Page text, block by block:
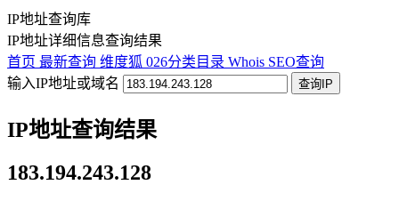
IP地址查询库
IP地址详细信息查询结果
首页 最新查询 维度狐 026分类目录 Whois SEO查询
输入IP地址或域名
查询IP
IP地址查询结果
183.194.243.128